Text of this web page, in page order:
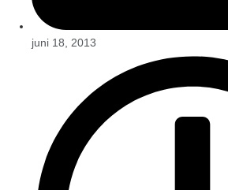
juni 18, 2013